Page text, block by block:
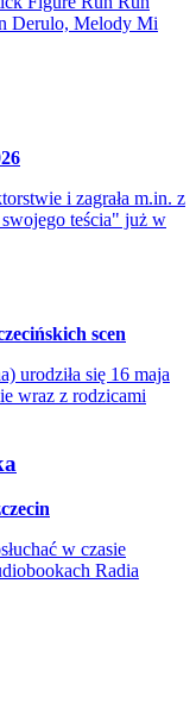
Derulo, Melody Mi
i zagrała m.in. z
teścia" już w
scen
urodziła się 16 maja
wraz z rodzicami
w czasie
Radia